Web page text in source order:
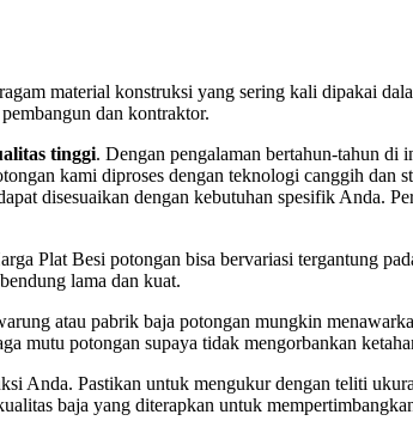
material konstruksi yang sering kali dipakai
dan kontraktor.
tinggi. Dengan pengalaman bertahun-tahun di
kami diproses dengan teknologi canggih dan
disesuaikan dengan kebutuhan spesifik Anda.
Plat Besi potongan bisa bervariasi tergantung
lama dan kuat.
atau pabrik baja potongan mungkin
mutu potongan supaya tidak mengorbankan
Anda. Pastikan untuk mengukur dengan teliti
baja yang diterapkan untuk